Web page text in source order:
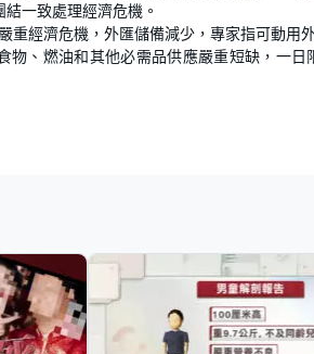
一致處理經濟危機。
重經濟危機，外匯儲備減少，專家指可動
物、燃油和其他必需品供應嚴重短缺，一